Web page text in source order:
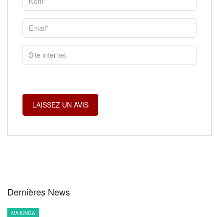
Dernières News
MAJUNGA